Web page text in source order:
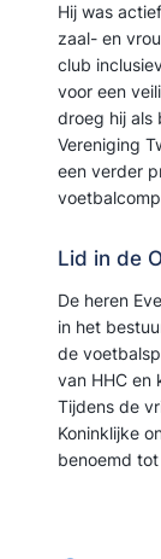
Hij was
zaal- en
club
voor een
droeg hij als
Vereniging
een verder
Lid in de
De heren
in het
de
van HHC en
Tijdens de
Koninklijke
benoemd